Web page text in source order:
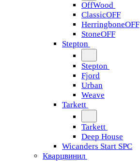
OffWood
ClassicOFF
HerringboneOFF
StoneOFF
Stepton
Stepton
Fjord
Urban
Weave
Tarkett
Tarkett
Deep House
Wicanders Start SPC
Кварцвинил